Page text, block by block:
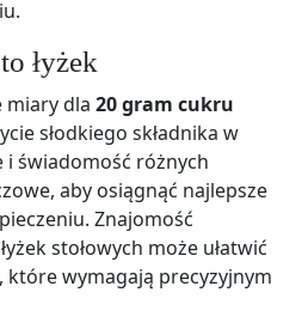
łyżek
miary dla 20 gram cukru
słodkiego składnika w
i świadomość różnych
aby osiągnąć najlepsze
Znajomość
stołowych może ułatwić
które wymagają precyzyjnym